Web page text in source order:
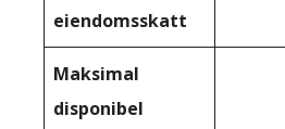
eiendomsskatt
Maksimal
disponibel